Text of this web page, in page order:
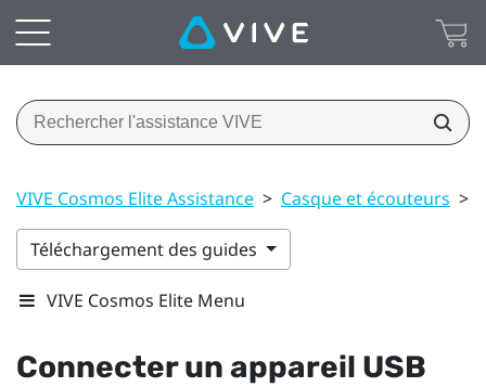
VIVE Cosmos Elite Assistance > Casque et écouteurs >
Téléchargement des guides
VIVE Cosmos Elite Menu
Connecter un appareil USB